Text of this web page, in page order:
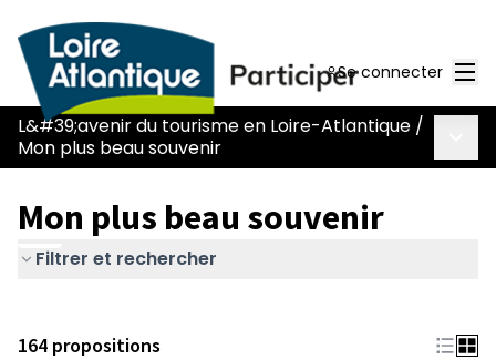
Se connecter
L&#39;avenir du tourisme en Loire-Atlantique /
Mon plus beau souvenir
Mon plus beau souvenir
Filtrer et rechercher
164 propositions